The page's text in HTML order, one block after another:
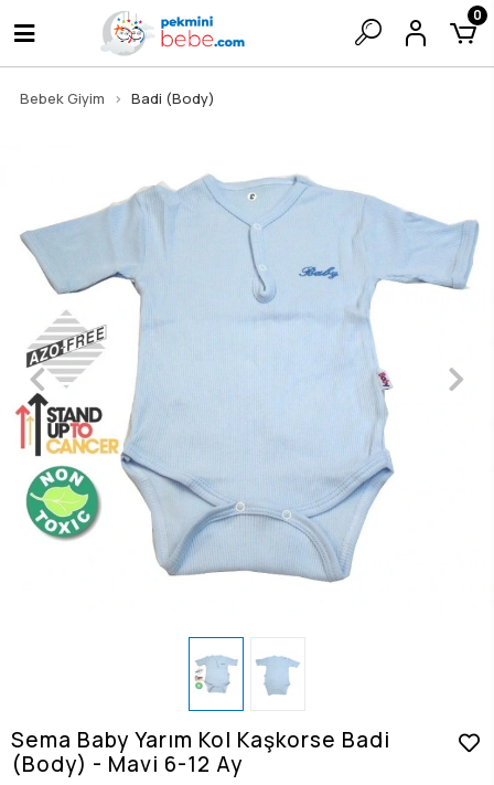
0
Bebek Giyim Badi (Body)
Sema Baby Yarım Kol Kaşkorse Badi
(Body) - Mavi 6-12 Ay